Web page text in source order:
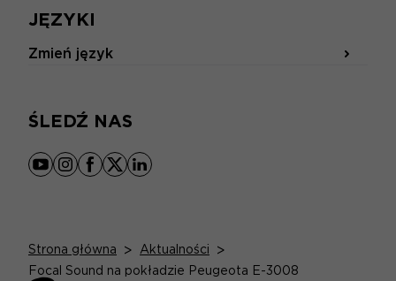
JĘZYKI
Zmień język
ŚLEDŹ NAS
youtube
instagram
facebook
x linkedin
Strona główna > Aktualności >
Focal Sound na pokładzie Peugeota E-3008